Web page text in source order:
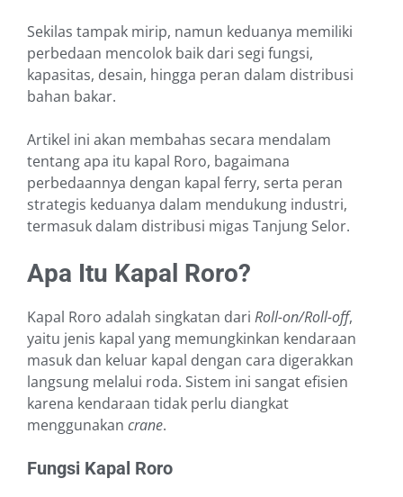
Sekilas tampak mirip, namun keduanya memiliki
perbedaan mencolok baik dari segi fungsi,
kapasitas, desain, hingga peran dalam distribusi
bahan bakar.
Artikel ini akan membahas secara mendalam
tentang apa itu kapal Roro, bagaimana
perbedaannya dengan kapal ferry, serta peran
strategis keduanya dalam mendukung industri,
termasuk dalam distribusi migas Tanjung Selor.
Apa Itu Kapal Roro?
Kapal Roro adalah singkatan dari Roll-on/Roll-off,
yaitu jenis kapal yang memungkinkan kendaraan
masuk dan keluar kapal dengan cara digerakkan
langsung melalui roda. Sistem ini sangat efisien
karena kendaraan tidak perlu diangkat
menggunakan crane.
Fungsi Kapal Roro